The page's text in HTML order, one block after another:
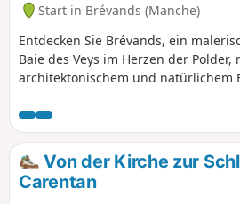
Start in Brévands (Manche)
Entdecken Sie Brévands, ein
Baie des Veys im Herzen der Polder,
architektonischem und natürlichem
typischen Gebäude der Region.
Von der Kirche zur
Carentan